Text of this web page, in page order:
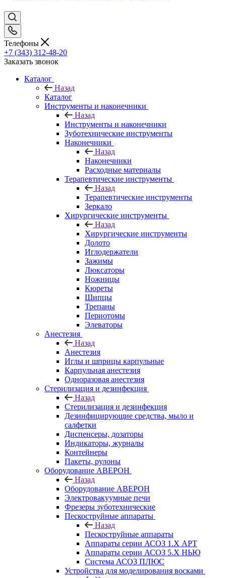
Телефоны
+7 (343) 312-48-20
Заказать звонок
Каталог
Назад
Каталог
Инструменты и наконечники
Назад
Инструменты и наконечники
Зуботехнические инструменты
Наконечники
Назад
Наконечники
Расходные материалы
Терапевтические инструменты
Назад
Терапевтические инструменты
Зеркало
Хирургические инструменты
Назад
Хирургические инструменты
Долото
Иглодержатели
Зажимы
Люксаторы
Ножницы
Кюреты
Шипцы
Трепаны
Периотомы
Элеваторы
Анестезия
Назад
Анестезия
Иглы и шприцы карпульные
Карпульная анестезия
Одноразовая анестезия
Стерилизация и дезинфекция
Назад
Стерилизация и дезинфекция
Дезинфицирующие средства, мыло и
салфетки
Диспенсеры, дозаторы
Индикаторы, журналы
Контейнеры
Пакеты, рулоны
Оборудование АВЕРОН
Назад
Оборудование АВЕРОН
Электровакуумные печи
Фрезеры зуботехнические
Пескоструйные аппараты
Назад
Пескоструйные аппараты
Аппараты серии АСОЗ 1.Х АРТ
Аппараты серии АСОЗ 5.Х НЬЮ
Система АСОЗ ПЛЮС
Устройства для моделирования восками